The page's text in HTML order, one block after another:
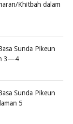
Khitbah dalam
Sunda Pikeun
3—4
Sunda Pikeun
5